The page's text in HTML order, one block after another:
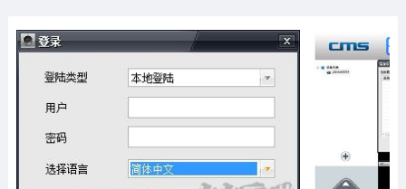
金融理财 新闻资讯 游戏辅助
安卓其它